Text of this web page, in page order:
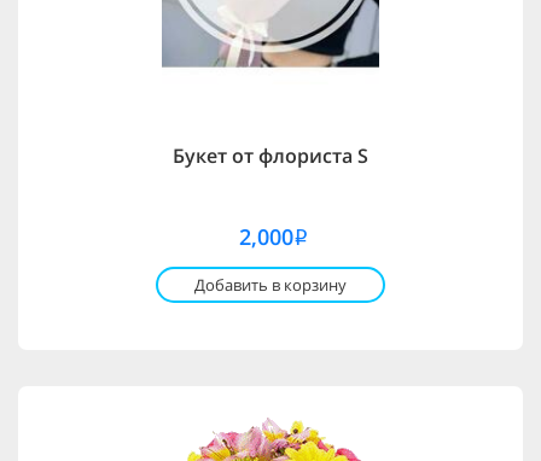
Букет от флориста S
2,000i
Добавить в корзину